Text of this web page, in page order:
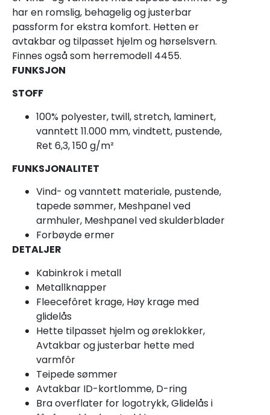
har en romslig, behagelig og justerbar
passform for ekstra komfort. Hetten er
avtakbar og tilpasset hjelm og hørselsvern.
Finnes også som herremodell 4455.
FUNKSJON
STOFF
100% polyester, twill, stretch, laminert,
vanntett 11.000 mm, vindtett, pustende,
Ret 6,3, 150 g/m²
FUNKSJONALITET
Vind- og vanntett materiale, pustende,
tapede sømmer, Meshpanel ved
armhuler, Meshpanel ved skulderblader
Forbøyde ermer
DETALJER
Kabinkrok i metall
Metallknapper
Fleecefôret krage, Høy krage med
glidelås
Hette tilpasset hjelm og øreklokker,
Avtakbar og justerbar hette med
varmfôr
Teipede sømmer
Avtakbar ID-kortlomme, D-ring
Bra overflater for logotrykk, Glidelås i